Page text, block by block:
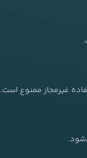
غیرمجاز ممنوع است.